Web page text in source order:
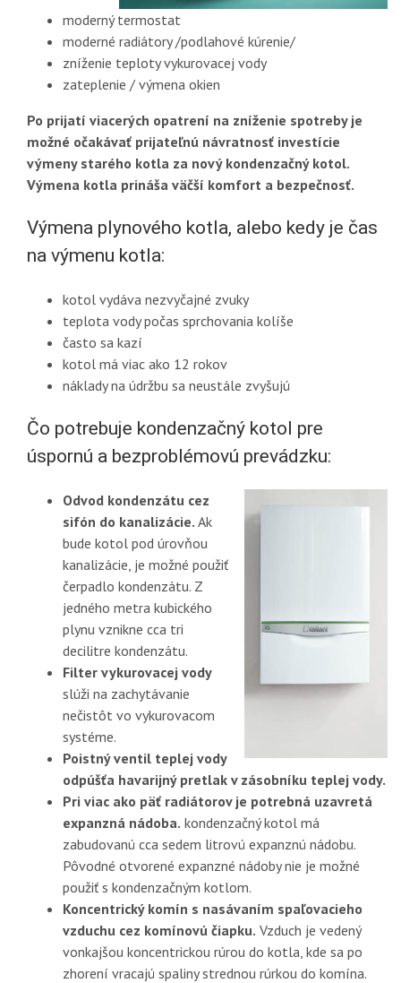
moderný termostat
moderné radiátory /podlahové kúrenie/
zníženie teploty vykurovacej vody
zateplenie / výmena okien
Po prijatí viacerých opatrení na zníženie spotreby je
možné očakávať prijateľnú návratnosť investície
výmeny starého kotla za nový kondenzačný kotol.
Výmena kotla prináša väčší komfort a bezpečnosť.
Výmena plynového kotla, alebo kedy je čas
na výmenu kotla:
kotol vydáva nezvyčajné zvuky
teplota vody počas sprchovania kolíše
často sa kazí
kotol má viac ako 12 rokov
náklady na údržbu sa neustále zvyšujú
Čo potrebuje kondenzačný kotol pre
úspornú a bezproblémovú prevádzku:
Odvod kondenzátu cez
sifón do kanalizácie. Ak
bude kotol pod úrovňou
kanalizácie, je možné použiť
čerpadlo kondenzátu. Z
jedného metra kubického
plynu vznikne cca tri
decilitre kondenzátu.
Filter vykurovacej vody
slúži na zachytávanie
nečistôt vo vykurovacom
systéme.
Poistný ventil teplej vody
odpúšťa havarijný pretlak v zásobníku teplej vody.
Pri viac ako päť radiátorov je potrebná uzavretá
expanzná nádoba. kondenzačný kotol má
zabudovanú cca sedem litrovú expanznú nádobu.
Pôvodné otvorené expanzné nádoby nie je možné
použiť s kondenzačným kotlom.
Koncentrický komín s nasávaním spaľovacieho
vzduchu cez komínovú čiapku. Vzduch je vedený
vonkajšou koncentrickou rúrou do kotla, kde sa po
zhorení vracajú spaliny strednou rúrkou do komína.